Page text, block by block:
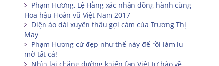
Phạm Hương, Lệ Hằng xác nhận đồng hành cùng
Hoa hậu Hoàn vũ Việt Nam 2017
Diện áo dài xuyên thấu gợi cảm của Trương Thị
May
Phạm Hương cứ đẹp như thế này để rồi làm lu
mờ tất cả!
Nhìn lại chặng đường khiến fan Việt tự hào về